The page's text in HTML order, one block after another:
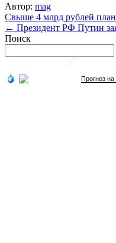
Автор: mag
Навигация
по
Свыше 4 млрд рублей
← Президент РФ Путин
Поиск